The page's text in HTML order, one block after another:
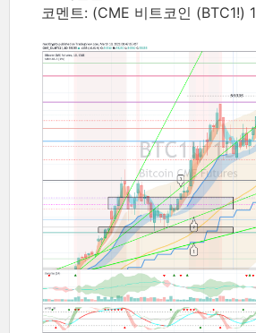
코멘트: (CME 비트코인 (BTC1!)